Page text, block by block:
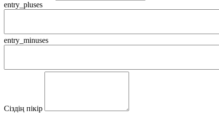
entry_pluses
entry_minuses
Сіздің пікір